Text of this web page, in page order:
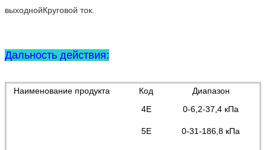
выходнойКруговой ток.
Дальность действия:
Наименование продукта Код Диапазон
4E 0-6,2-37,4 кПа
5E 0-31-186,8 кПа